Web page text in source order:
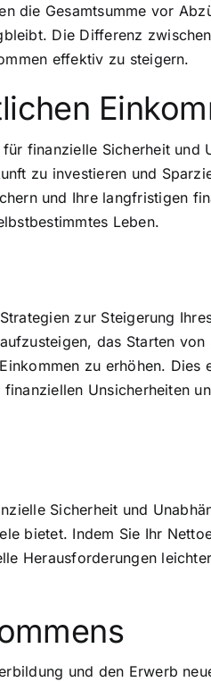
die Gesamtsumme vor
Die Differenz
effektiv zu steigern.
finanzielle Sicherheit
zu investieren und
und Ihre langfristigen
Leben.
zur Steigerung
das Starten
zu erhöhen.
Unsicherheiten
Sicherheit und
bietet. Indem Sie Ihr
Herausforderungen
und den Erwerb